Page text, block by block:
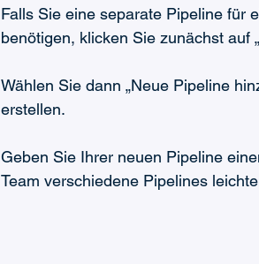
Falls Sie eine separate Pipeline für
benötigen, klicken Sie zunächst auf
Wählen Sie dann „Neue Pipeline
erstellen.
Geben Sie Ihrer neuen Pipeline
Team verschiedene Pipelines